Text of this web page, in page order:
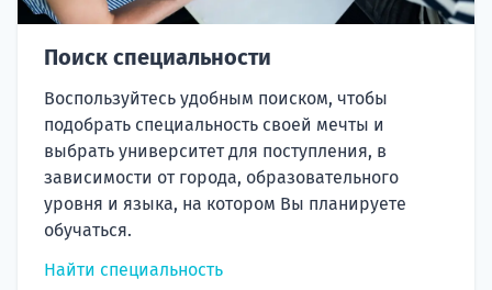
Поиск специальности
Воспользуйтесь удобным поиском, чтобы
подобрать специальность своей мечты и
выбрать университет для поступления, в
зависимости от города, образовательного
уровня и языка, на котором Вы планируете
обучаться.
Найти специальность